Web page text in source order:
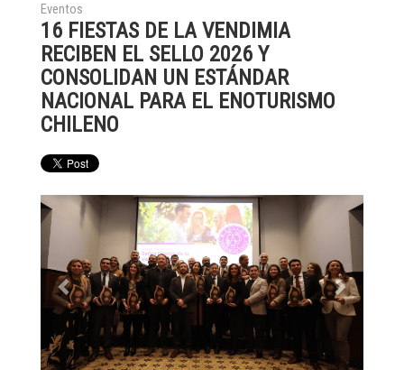
Eventos
16 FIESTAS DE LA VENDIMIA
RECIBEN EL SELLO 2026 Y
CONSOLIDAN UN ESTÁNDAR
NACIONAL PARA EL ENOTURISMO
CHILENO
Previous Next